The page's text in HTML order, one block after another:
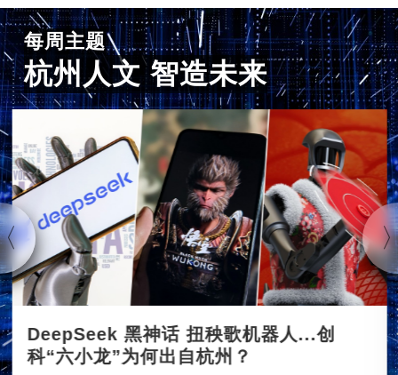
每周主题
杭州人文 智造未来
DeepSeek 黑神话 扭秧歌机器人...创
科“六小龙”为何出自杭州？